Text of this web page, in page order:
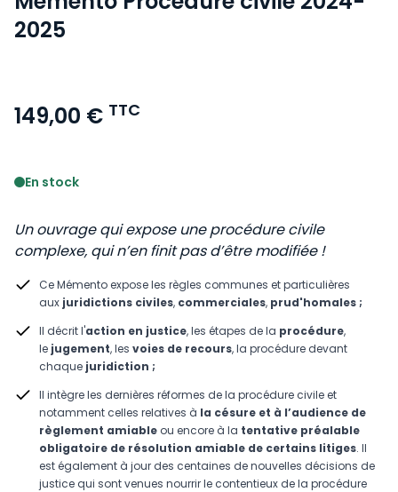
2025
149,00 € TTC
En stock
Un ouvrage qui expose une procédure civile
complexe, qui n’en finit pas d’être modifiée !
Ce Mémento expose les règles communes et particulières
aux juridictions civiles, commerciales, prud'homales ;
Il décrit l'action en justice, les étapes de la procédure,
le jugement, les voies de recours, la procédure devant
chaque juridiction ;
Il intègre les dernières réformes de la procédure civile et
notamment celles relatives à la césure et à l’audience de
règlement amiable ou encore à la tentative préalable
obligatoire de résolution amiable de certains litiges. Il
est également à jour des centaines de nouvelles décisions de
justice qui sont venues nourrir le contentieux de la procédure